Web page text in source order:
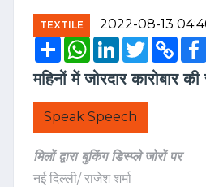
TEXTILE
2022-08-13
ShareWhatsApp
LinkedIn
Twitter
Link
महिनों में जोरदार कारोबार
Speak Speech
मिलों द्वारा बुकिंग डिस्प्ले जोरों पर
नई दिल्ली/ राजेश शर्मा